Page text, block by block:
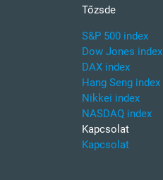
Tőzsde
S&P 500 index
Dow Jones index
DAX index
Hang Seng index
Nikkei index
NASDAQ index
Kapcsolat
Kapcsolat